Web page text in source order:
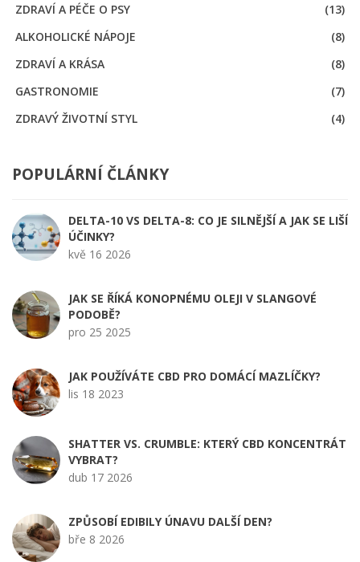
ZDRAVÍ A PÉČE O PSY
(13)
ALKOHOLICKÉ NÁPOJE
(8)
ZDRAVÍ A KRÁSA
(8)
GASTRONOMIE
(7)
ZDRAVÝ ŽIVOTNÍ STYL
(4)
POPULÁRNÍ ČLÁNKY
DELTA-10 VS DELTA-8: CO JE SILNĚJŠÍ A JAK SE LIŠÍ
ÚČINKY?
kvě 16 2026
JAK SE ŘÍKÁ KONOPNÉMU OLEJI V SLANGOVÉ
PODOBĚ?
pro 25 2025
JAK POUŽÍVÁTE CBD PRO DOMÁCÍ MAZLÍČKY?
lis 18 2023
SHATTER VS. CRUMBLE: KTERÝ CBD KONCENTRÁT
VYBRAT?
dub 17 2026
ZPŮSOBÍ EDIBILY ÚNAVU DALŠÍ DEN?
bře 8 2026